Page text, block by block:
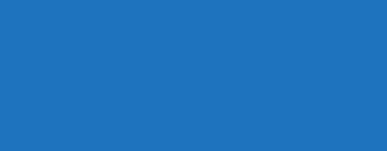
ภอปางมะผ้า จังหวัดแม่ฮ่องสอน มีชาวบ้านไม่สบาย ไม่สามารถไปโ